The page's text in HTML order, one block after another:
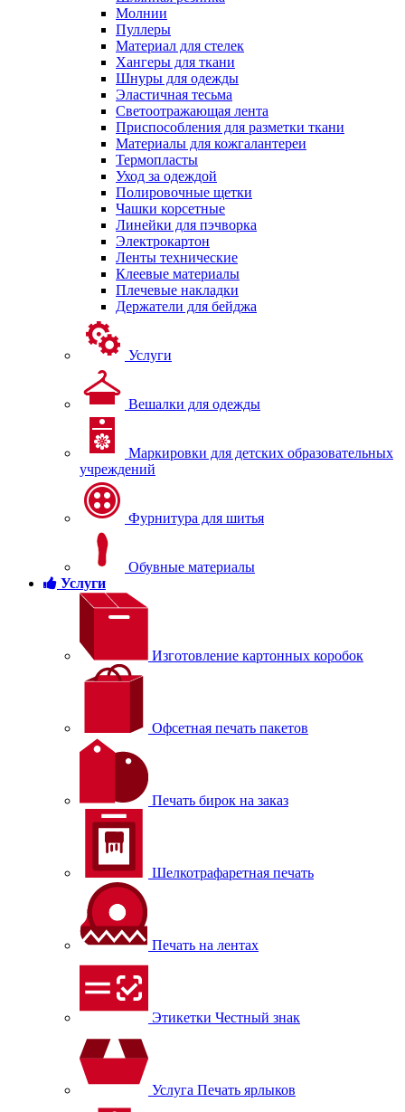
Молнии
Пуллеры
Материал для стелек
Хангеры для ткани
Шнуры для одежды
Эластичная тесьма
Светоотражающая лента
Приспособления для разметки ткани
Материалы для кожгалантереи
Термопласты
Уход за одеждой
Полировочные щетки
Чашки корсетные
Линейки для пэчворка
Электрокартон
Ленты технические
Клеевые материалы
Плечевые накладки
Держатели для бейджа
Услуги
Вешалки для одежды
Маркировки для детских образовательных
учреждений
Фурнитура для шитья
Обувные материалы
Услуги
Изготовление картонных коробок
Офсетная печать пакетов
Печать бирок на заказ
Шелкотрафаретная печать
Печать на лентах
Этикетки Честный знак
Услуга Печать ярлыков